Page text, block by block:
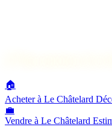
🏠
Acheter à Le Châtelard
💼
Vendre à Le Châtelard